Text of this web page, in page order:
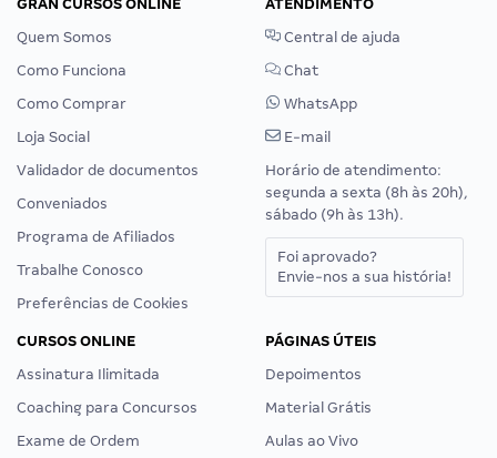
GRAN CURSOS ONLINE
Quem Somos
Como Funciona
Como Comprar
Loja Social
Validador de documentos
Conveniados
Programa de Afiliados
Trabalhe Conosco
Preferências de Cookies
ATENDIMENTO
Central de ajuda
Chat
WhatsApp
E-mail
Horário de atendimento:
segunda a sexta (8h às 20h),
sábado (9h às 13h).
Foi aprovado?
Envie-nos a sua história!
CURSOS ONLINE
Assinatura Ilimitada
Coaching para Concursos
Exame de Ordem
PÁGINAS ÚTEIS
Depoimentos
Material Grátis
Aulas ao Vivo